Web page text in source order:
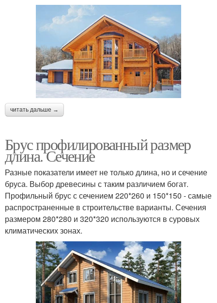
читать дальше →
Брус профилированный размер
длина. Сечение
Разные показатели имеет не только длина, но и сечение
бруса. Выбор древесины с таким различием богат.
Профильный брус с сечением 220*260 и 150*150 - самые
распространенные в строительстве варианты. Сечения
размером 280*280 и 320*320 используются в суровых
климатических зонах.